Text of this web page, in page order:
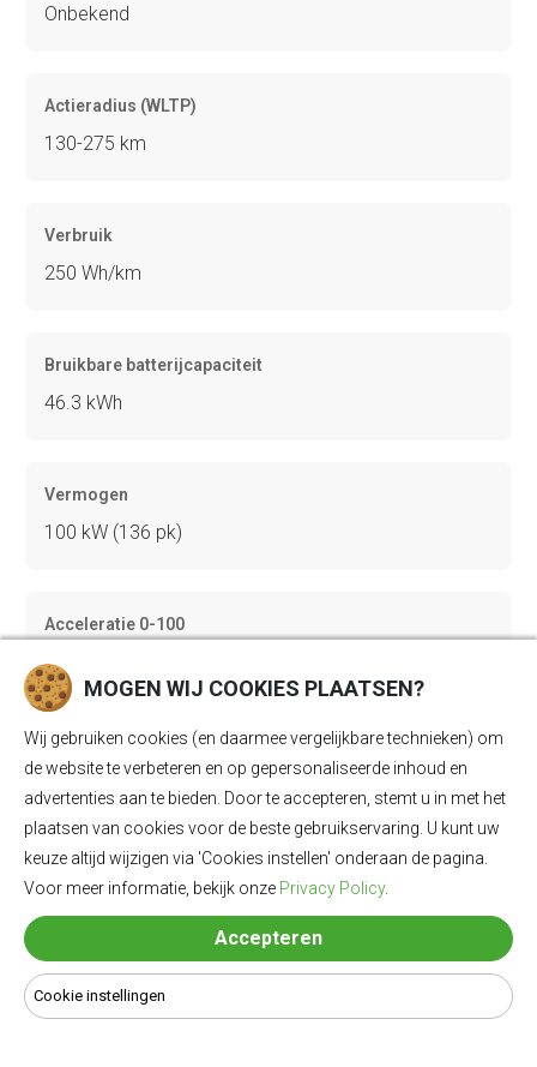
Onbekend
Actieradius (WLTP)
130-275 km
Verbruik
250 Wh/km
Bruikbare batterijcapaciteit
46.3 kWh
Vermogen
100 kW (136 pk)
Acceleratie 0-100
12.1 sec
Topsnelheid
130 km/u
Gewicht
1969 kg
MOGEN WIJ COOKIES PLAATSEN?
Wij gebruiken cookies (en daarmee vergelijkbare technieken) om
de website te verbeteren en op gepersonaliseerde inhoud en
advertenties aan te bieden. Door te accepteren, stemt u in met het
plaatsen van cookies voor de beste gebruikservaring. U kunt uw
keuze altijd wijzigen via 'Cookies instellen' onderaan de pagina.
Voor meer informatie, bekijk onze Privacy Policy.
Accepteren
Cookie instellingen